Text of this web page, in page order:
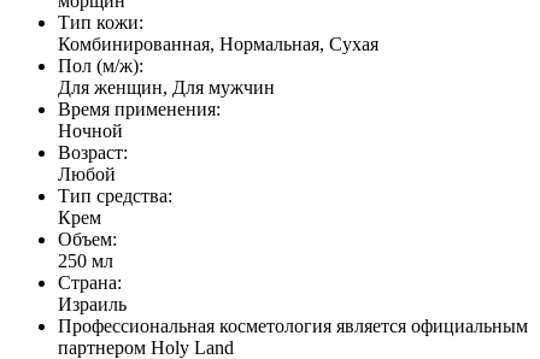
Тип кожи:
Комбинированная, Нормальная, Сухая
Пол (м/ж):
Для женщин, Для мужчин
Время применения:
Ночной
Возраст:
Любой
Тип средства:
Крем
Объем:
250 мл
Страна:
Израиль
Профессиональная косметология является официальным
партнером Holy Land